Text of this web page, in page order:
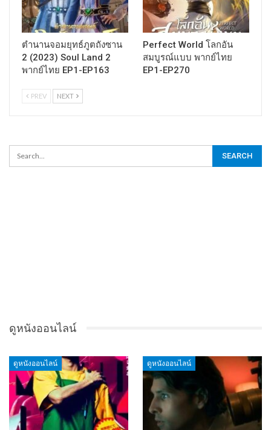
ตำนานจอมยุทธ์ภูตถังซาน
2 (2023) Soul Land 2
พากย์ไทย EP1-EP163
Perfect World โลกอัน
สมบูรณ์แบบ พากย์ไทย
EP1-EP270
PREV NEXT
ดูหนังออนไลน์
ดูหนังออนไลน์ ดูหนังออนไลน์